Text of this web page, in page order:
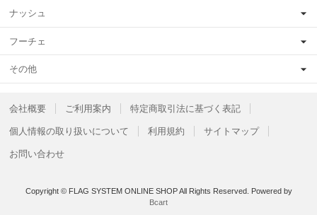
ナッシュ
フーチェ
その他
会社概要 ご利用案内 特定商取引法に基づく表記
個人情報の取り扱いについて 利用規約 サイトマップ
お問い合わせ
Copyright © FLAG SYSTEM ONLINE SHOP All Rights Reserved. Powered by
Bcart